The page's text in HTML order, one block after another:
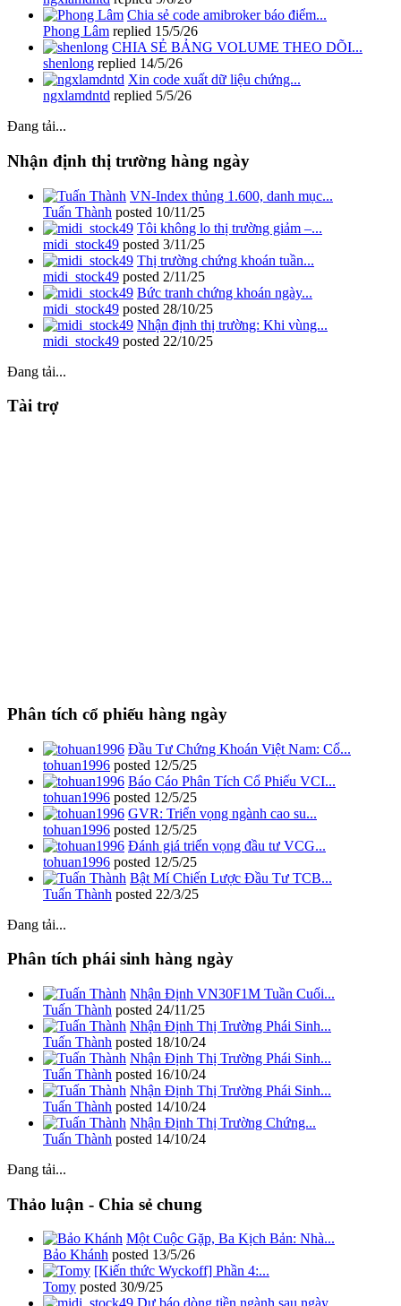
Chia sẻ code amibroker báo điểm...
Phong Lâm replied 15/5/26
CHIA SẺ BẢNG VOLUME THEO DÕI...
shenlong replied 14/5/26
Xin code xuất dữ liệu chứng...
ngxlamdntd replied 5/5/26
Đang tải...
Nhận định thị trường hàng ngày
VN-Index thủng 1.600, danh mục...
Tuấn Thành posted 10/11/25
Tôi không lo thị trường giảm –...
midi_stock49 posted 3/11/25
Thị trường chứng khoán tuần...
midi_stock49 posted 2/11/25
Bức tranh chứng khoán ngày...
midi_stock49 posted 28/10/25
Nhận định thị trường: Khi vùng...
midi_stock49 posted 22/10/25
Đang tải...
Tài trợ
Phân tích cổ phiếu hàng ngày
Đầu Tư Chứng Khoán Việt Nam: Cổ...
tohuan1996 posted 12/5/25
Báo Cáo Phân Tích Cổ Phiếu VCI...
tohuan1996 posted 12/5/25
GVR: Triển vọng ngành cao su...
tohuan1996 posted 12/5/25
Đánh giá triển vọng đầu tư VCG...
tohuan1996 posted 12/5/25
Bật Mí Chiến Lược Đầu Tư TCB...
Tuấn Thành posted 22/3/25
Đang tải...
Phân tích phái sinh hàng ngày
Nhận Định VN30F1M Tuần Cuối...
Tuấn Thành posted 24/11/25
Nhận Định Thị Trường Phái Sinh...
Tuấn Thành posted 18/10/24
Nhận Định Thị Trường Phái Sinh...
Tuấn Thành posted 16/10/24
Nhận Định Thị Trường Phái Sinh...
Tuấn Thành posted 14/10/24
Nhận Định Thị Trường Chứng...
Tuấn Thành posted 14/10/24
Đang tải...
Thảo luận - Chia sẻ chung
Một Cuộc Gặp, Ba Kịch Bản: Nhà...
Bảo Khánh posted 13/5/26
[Kiến thức Wyckoff] Phần 4:...
Tomy posted 30/9/25